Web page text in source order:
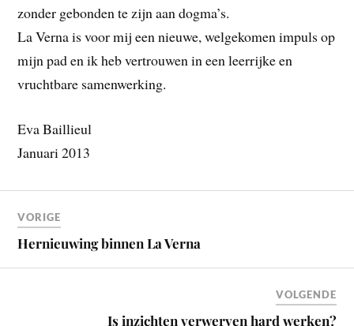
zonder gebonden te zijn aan dogma’s.
La Verna is voor mij een nieuwe, welgekomen impuls op
mijn pad en ik heb vertrouwen in een leerrijke en
vruchtbare samenwerking.
Eva Baillieul
Januari 2013
VORIGE
Hernieuwing binnen La Verna
VOLGENDE
Is inzichten verwerven hard werken?